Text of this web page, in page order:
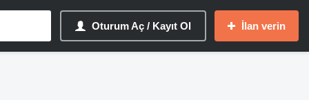
Oturum Aç / Kayıt Ol İlan verin